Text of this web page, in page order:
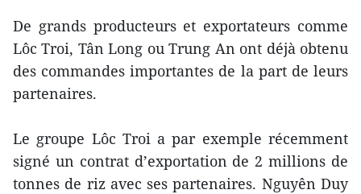
De grands producteurs et exportateurs comme
Lôc Troi, Tân Long ou Trung An ont déjà obtenu
des commandes importantes de la part de leurs
partenaires.
Le groupe Lôc Troi a par exemple récemment
signé un contrat d’exportation de 2 millions de
tonnes de riz avec ses partenaires. Nguyên Duy